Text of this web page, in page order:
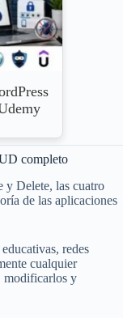
completo
y Delete, las cuatro
de las aplicaciones
redes
cualquier
modificarlos y